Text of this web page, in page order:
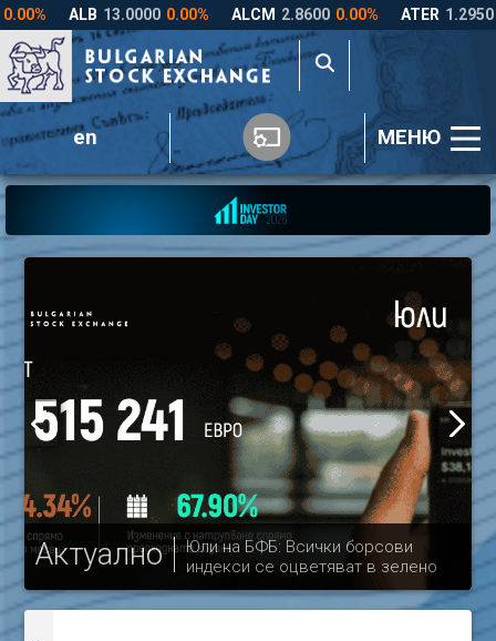
en МЕНЮ
Актуално
Юли на БФБ: Всички борсови
индекси се оцветяват в зелено